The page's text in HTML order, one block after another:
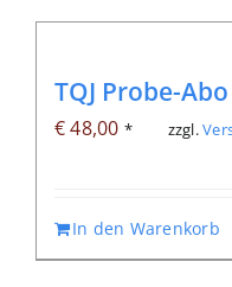
TQJ Probe-Abo
€48,00 * zzgl.
In den Warenkorb